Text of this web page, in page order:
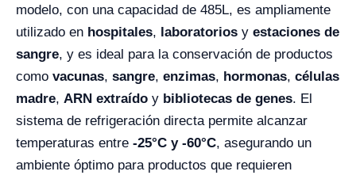
modelo, con una capacidad de 485L, es ampliamente
utilizado en hospitales, laboratorios y estaciones de
sangre, y es ideal para la conservación de productos
como vacunas, sangre, enzimas, hormonas, células
madre, ARN extraído y bibliotecas de genes. El
sistema de refrigeración directa permite alcanzar
temperaturas entre -25°C y -60°C, asegurando un
ambiente óptimo para productos que requieren